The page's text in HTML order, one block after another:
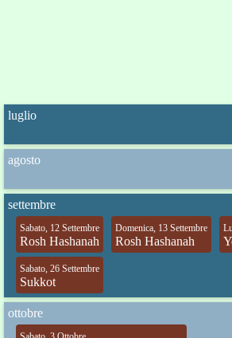
luglio
agosto
settembre
Sabato, 12 Settembre
Rosh Hashanah
Domenica, 13 Settembre
Rosh Hashanah
Sabato, 26 Settembre
Sukkot
ottobre